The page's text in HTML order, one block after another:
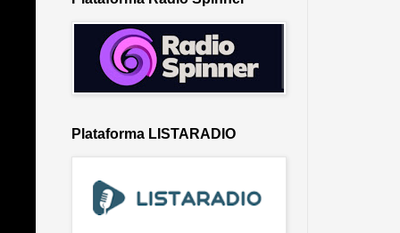
Plataforma LISTARADIO